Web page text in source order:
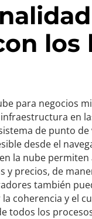
los
para negocios
en
de punto
desde el
la nube
y precios, de
también
coherencia y el
todos los